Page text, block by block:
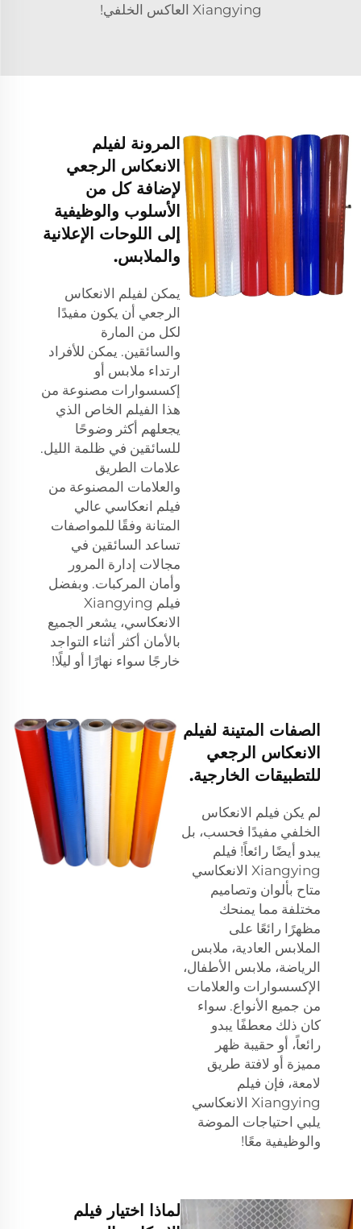
Xiangying العاكس الخلفي!
المرونة لفيلم
الانعكاس الرجعي
لإضافة كل من
الأسلوب والوظيفية
إلى اللوحات الإعلانية
والملابس.
يمكن لفيلم الانعكاس
الرجعي أن يكون مفيدًا
لكل من المارة
والسائقين. يمكن للأفراد
ارتداء ملابس أو
إكسسوارات مصنوعة من
هذا الفيلم الخاص الذي
يجعلهم أكثر وضوحًا
للسائقين في ظلمة الليل.
علامات الطريق
والعلامات المصنوعة من
فيلم انعكاسي عالي
المتانة وفقًا للمواصفات
تساعد السائقين في
مجالات إدارة المرور
وأمان المركبات. وبفضل
فيلم Xiangying
الانعكاسي، يشعر الجميع
بالأمان أكثر أثناء التواجد
خارجًا سواء نهارًا أو ليلًا!
الصفات المتينة لفيلم
الانعكاس الرجعي
للتطبيقات الخارجية.
لم يكن فيلم الانعكاس
الخلفي مفيدًا فحسب، بل
يبدو أيضًا رائعاً! فيلم
Xiangying الانعكاسي
متاح بألوان وتصاميم
مختلفة مما يمنحك
مظهرًا رائعًا على
الملابس العادية، ملابس
الرياضة، ملابس الأطفال،
الإكسسوارات والعلامات
من جميع الأنواع. سواء
كان ذلك معطفًا يبدو
رائعاً، أو حقيبة ظهر
مميزة أو لافتة طريق
لامعة، فإن فيلم
Xiangying الانعكاسي
يلبي احتياجات الموضة
والوظيفية معًا!
لماذا اختيار فيلم